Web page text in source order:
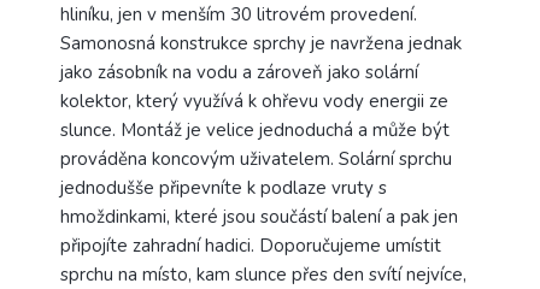
hliníku, jen v menším 30 litrovém provedení.
Samonosná konstrukce sprchy je navržena jednak
jako zásobník na vodu a zároveň jako solární
kolektor, který využívá k ohřevu vody energii ze
slunce. Montáž je velice jednoduchá a může být
prováděna koncovým uživatelem. Solární sprchu
jednodušše připevníte k podlaze vruty s
hmoždinkami, které jsou součástí balení a pak jen
připojíte zahradní hadici. Doporučujeme umístit
sprchu na místo, kam slunce přes den svítí nejvíce,